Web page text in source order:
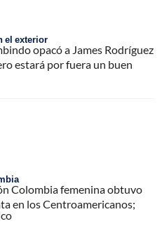
el exterior
opacó a James Rodríguez
estará por fuera un buen
Colombia femenina obtuvo
en los Centroamericanos;